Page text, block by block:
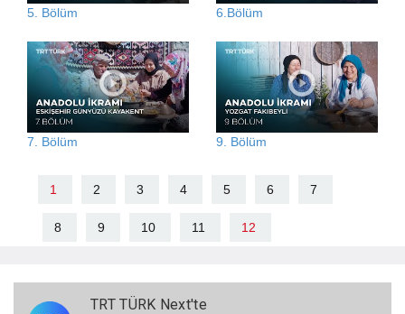
5. Bölüm 6.Bölüm
7. Bölüm 9. Bölüm
1 2 3 4 5 6 7
8 9 10 11 12
TRT TÜRK Next'te